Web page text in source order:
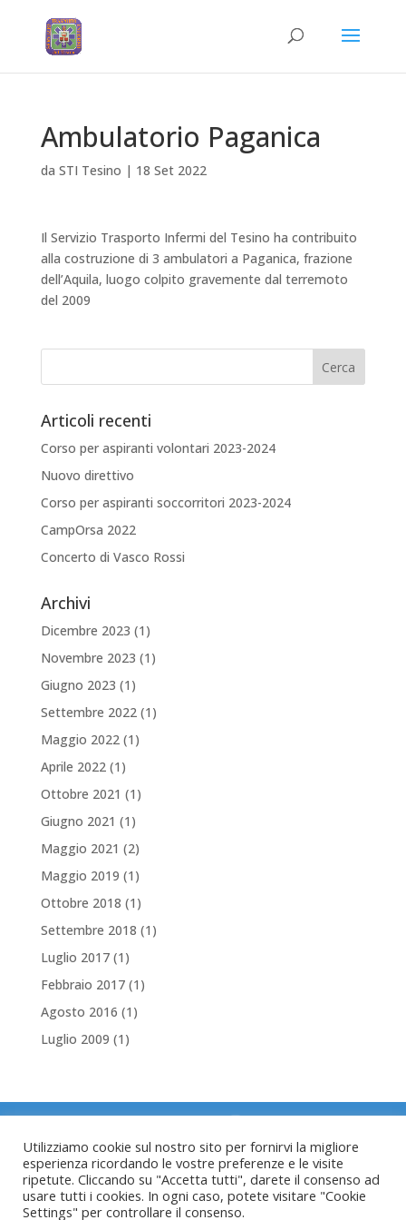
Ambulatorio Paganica
da STI Tesino | 18 Set 2022
Il Servizio Trasporto Infermi del Tesino ha contribuito
alla costruzione di 3 ambulatori a Paganica, frazione
dell’Aquila, luogo colpito gravemente dal terremoto
del 2009
Articoli recenti
Corso per aspiranti volontari 2023-2024
Nuovo direttivo
Corso per aspiranti soccorritori 2023-2024
CampOrsa 2022
Concerto di Vasco Rossi
Archivi
Dicembre 2023 (1)
Novembre 2023 (1)
Giugno 2023 (1)
Settembre 2022(1)
Maggio 2022(1)
Aprile 2022(1)
Ottobre 2021 (1)
Giugno 2021 (1)
Maggio 2021 (2)
Maggio 2019 (1)
Ottobre 2018 (1)
Settembre 2018 (1)
Luglio 2017(1)
Febbraio 2017(1)
Agosto 2016 (1)
Luglio 2009 (1)
Copyright © 2022 Servizio Trasporto Infermi
del Tesino
Via Don Narciso Sordo 2/d
Utilizziamo cookie sul nostro sito per fornirvi la migliore
esperienza ricordando le vostre preferenze e le visite
ripetute. Cliccando su "Accetta tutti", darete il consenso ad
usare tutti i cookies. In ogni caso, potete visitare "Cookie
Settings" per controllare il consenso.